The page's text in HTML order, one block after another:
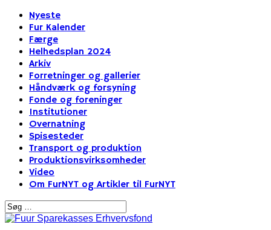
Nyeste
Fur Kalender
Færge
Helhedsplan 2024
Arkiv
Forretninger og gallerier
Håndværk og forsyning
Fonde og foreninger
Institutioner
Overnatning
Spisesteder
Transport og produktion
Produktionsvirksomheder
Video
Om FurNYT og Artikler til FurNYT